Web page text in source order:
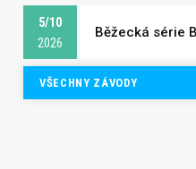
5/10
2026
Běžecká série
VŠECHNY ZÁVODY